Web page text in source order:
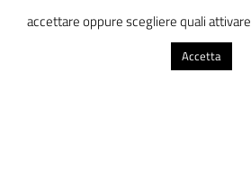
accettare oppure scegliere quali attivare
Accetta